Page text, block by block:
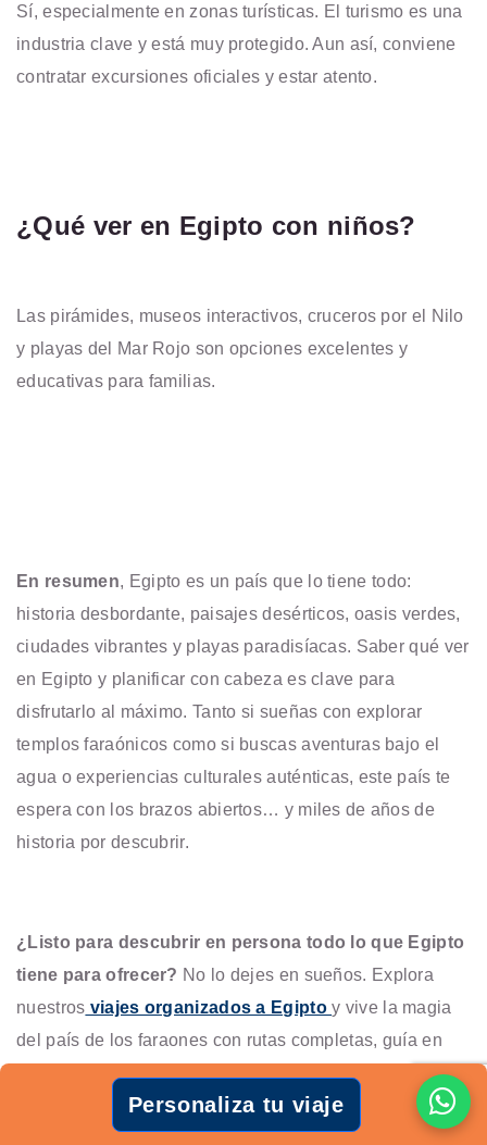
Sí, especialmente en zonas turísticas. El turismo es una
industria clave y está muy protegido. Aun así, conviene
contratar excursiones oficiales y estar atento.
¿Qué ver en Egipto con niños?
Las pirámides, museos interactivos, cruceros por el Nilo
y playas del Mar Rojo son opciones excelentes y
educativas para familias.
En resumen, Egipto es un país que lo tiene todo:
historia desbordante, paisajes desérticos, oasis verdes,
ciudades vibrantes y playas paradisíacas. Saber qué ver
en Egipto y planificar con cabeza es clave para
disfrutarlo al máximo. Tanto si sueñas con explorar
templos faraónicos como si buscas aventuras bajo el
agua o experiencias culturales auténticas, este país te
espera con los brazos abiertos… y miles de años de
historia por descubrir.
¿Listo para descubrir en persona todo lo que Egipto
tiene para ofrecer? No lo dejes en sueños. Explora
nuestros viajes organizados a Egiptoy vive la magia
del país de los faraones con rutas completas, guía en
español y todo perfectamente planificado. ¡Haz que tu
aventura comience hoy!Personaliza tu viaje